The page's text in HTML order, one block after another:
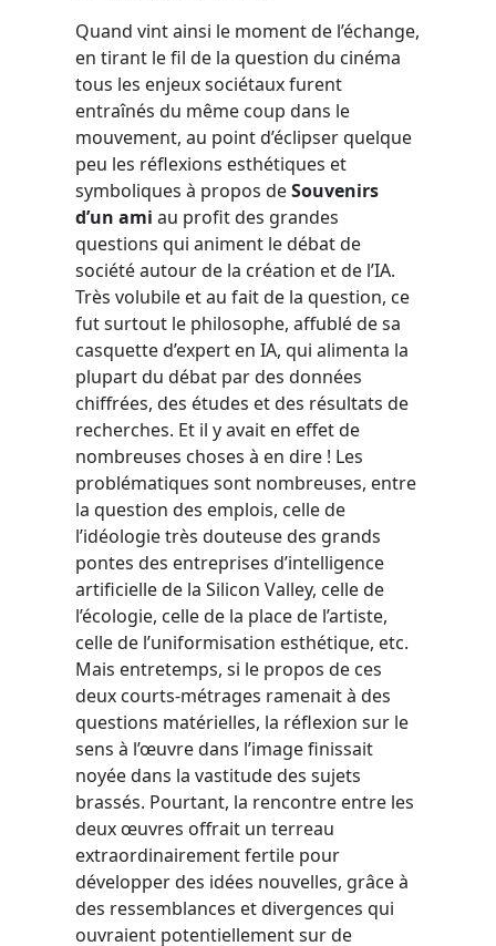
Quand vint ainsi le moment de l’échange,
en tirant le fil de la question du cinéma
tous les enjeux sociétaux furent
entraînés du même coup dans le
mouvement, au point d’éclipser quelque
peu les réflexions esthétiques et
symboliques à propos deSouvenirs
d’un ami au profit des grandes
questions qui animent le débat de
société autour de la création et de l’IA.
Très volubile et au fait de la question, ce
fut surtout le philosophe, affublé de sa
casquette d’expert en IA, qui alimenta la
plupart du débat par des données
chiffrées, des études et des résultats de
recherches. Et il y avait en effet de
nombreuses choses à en dire ! Les
problématiques sont nombreuses, entre
la question des emplois, celle de
l’idéologie très douteuse des grands
pontes des entreprises d’intelligence
artificielle de la Silicon Valley, celle de
l’écologie, celle de la place de l’artiste,
celle de l’uniformisation esthétique, etc.
Mais entretemps, si le propos de ces
deux courts-métrages ramenait à des
questions matérielles, la réflexion sur le
sens à l’œuvre dans l’image finissait
noyée dans la vastitude des sujets
brassés. Pourtant, la rencontre entre les
deux œuvres offrait un terreau
extraordinairement fertile pour
développer des idées nouvelles, grâce à
des ressemblances et divergences qui
ouvraient potentiellement sur de